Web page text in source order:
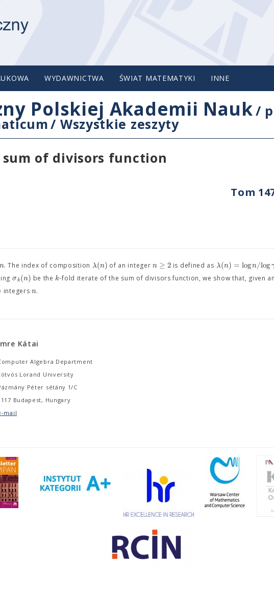
WYDAWNICTWA ŚWIAT MATEMATYKI INNE
Polskiej Akademii Nauk/
/ Wszystkie zeszyty
of divisors function
Tom
n. The index of composition λ(n) of an integern ≥ 2 is defined as λ(n) = logn/log
σk(n) be thek-fold iterate of the sum of divisors function, we show that, given
integersn.
Kátai
Algebra Department
Lorand University
Péter sétány 1/C
Budapest, Hungary
mail